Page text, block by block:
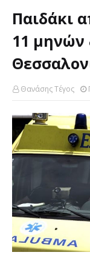
Παιδάκι
11 μηνών
Θανάσης Τέγος